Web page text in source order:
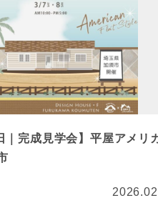
｜完成見学会】平屋アメリ